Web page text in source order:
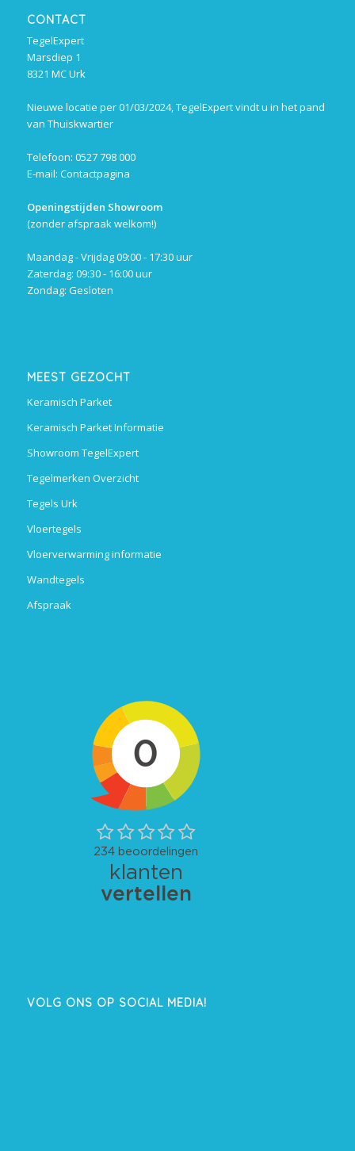
CONTACT
TegelExpert
Marsdiep 1
8321 MC Urk
Nieuwe locatie per 01/03/2024, TegelExpert vindt u in het pand
van Thuiskwartier
Telefoon: 0527 798 000
E-mail: Contactpagina
Openingstijden Showroom
(zonder afspraak welkom!)
Maandag - Vrijdag 09:00 - 17:30 uur
Zaterdag: 09:30 - 16:00 uur
Zondag: Gesloten
MEEST GEZOCHT
Keramisch Parket
Keramisch Parket Informatie
Showroom TegelExpert
Tegelmerken Overzicht
Tegels Urk
Vloertegels
Vloerverwarming informatie
Wandtegels
Afspraak
VOLG ONS OP SOCIAL MEDIA!